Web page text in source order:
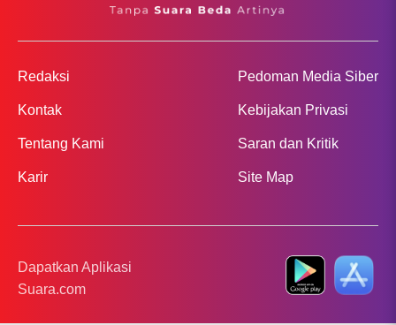
Redaksi
Kontak
Tentang Kami
Karir
Pedoman Media Siber
Kebijakan Privasi
Saran dan Kritik
Site Map
Dapatkan Aplikasi
Suara.com